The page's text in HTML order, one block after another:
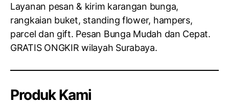
Layanan pesan & kirim karangan bunga,
rangkaian buket, standing flower, hampers,
parcel dan gift. Pesan Bunga Mudah dan Cepat.
GRATIS ONGKIR wilayah Surabaya.
Produk Kami